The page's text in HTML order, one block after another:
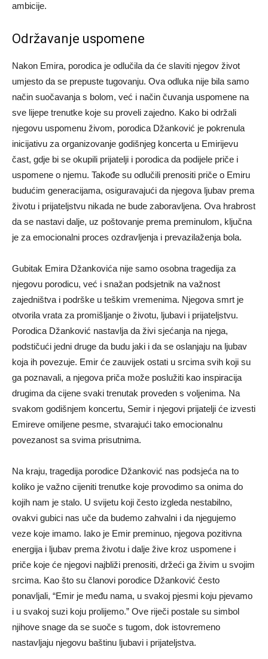
ambicije.
Održavanje uspomene
Nakon Emira, porodica je odlučila da će slaviti njegov život
umjesto da se prepuste tugovanju. Ova odluka nije bila samo
način suočavanja s bolom, već i način čuvanja uspomene na
sve lijepe trenutke koje su proveli zajedno. Kako bi održali
njegovu uspomenu živom, porodica Džanković je pokrenula
inicijativu za organizovanje godišnjeg koncerta u Emirijevu
čast, gdje bi se okupili prijatelji i porodica da podijele priče i
uspomene o njemu. Takođe su odlučili prenositi priče o Emiru
budućim generacijama, osiguravajući da njegova ljubav prema
životu i prijateljstvu nikada ne bude zaboravljena. Ova hrabrost
da se nastavi dalje, uz poštovanje prema preminulom, ključna
je za emocionalni proces ozdravljenja i prevazilaženja bola.
Gubitak Emira Džankovića nije samo osobna tragedija za
njegovu porodicu, već i snažan podsjetnik na važnost
zajedništva i podrške u teškim vremenima. Njegova smrt je
otvorila vrata za promišljanje o životu, ljubavi i prijateljstvu.
Porodica Džanković nastavlja da živi sjećanja na njega,
podstičući jedni druge da budu jaki i da se oslanjaju na ljubav
koja ih povezuje. Emir će zauvijek ostati u srcima svih koji su
ga poznavali, a njegova priča može poslužiti kao inspiracija
drugima da cijene svaki trenutak proveden s voljenima. Na
svakom godišnjem koncertu, Semir i njegovi prijatelji će izvesti
Emireve omiljene pesme, stvarajući tako emocionalnu
povezanost sa svima prisutnima.
Na kraju, tragedija porodice Džanković nas podsjeća na to
koliko je važno cijeniti trenutke koje provodimo sa onima do
kojih nam je stalo. U svijetu koji često izgleda nestabilno,
ovakvi gubici nas uče da budemo zahvalni i da njegujemo
veze koje imamo. Iako je Emir preminuo, njegova pozitivna
energija i ljubav prema životu i dalje žive kroz uspomene i
priče koje će njegovi najbliži prenositi, držeći ga živim u svojim
srcima. Kao što su članovi porodice Džanković često
ponavljali, “Emir je među nama, u svakoj pjesmi koju pjevamo
i u svakoj suzi koju prolijemo.” Ove riječi postale su simbol
njihove snage da se suoče s tugom, dok istovremeno
nastavljaju njegovu baštinu ljubavi i prijateljstva.